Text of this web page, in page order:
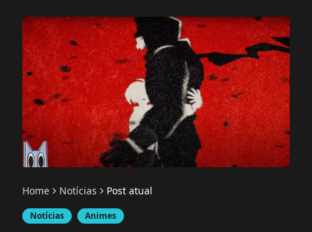
Home Notícias Post atual
Notícias Animes